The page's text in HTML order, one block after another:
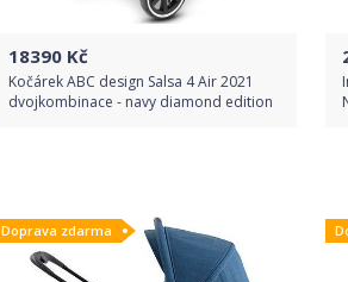
18390 Kč
Kočárek ABC design Salsa 4 Air 2021
dvojkombinace - navy diamond edition
Detail produktu
Doprava zdarma